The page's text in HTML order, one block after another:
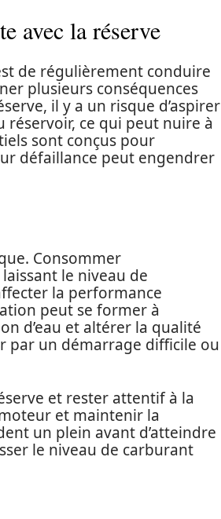
avec la réserve
de régulièrement conduire
plusieurs conséquences
il y a un risque d’aspirer
ce qui peut nuire à
sont conçus pour
défaillance peut engendrer
Consommer
le niveau de
la performance
peut se former à
d’eau et altérer la qualité
par un démarrage difficile ou
et rester attentif à la
et maintenir la
un plein avant d’atteindre
le niveau de carburant